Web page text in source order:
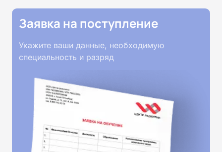
Заявка на поступление
Укажите ваши данные, необходимую
специальность и разряд